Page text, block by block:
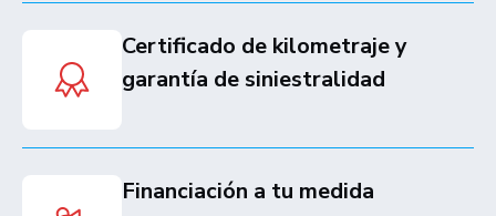
Certificado de kilometraje y
garantía de siniestralidad
Financiación a tu medida